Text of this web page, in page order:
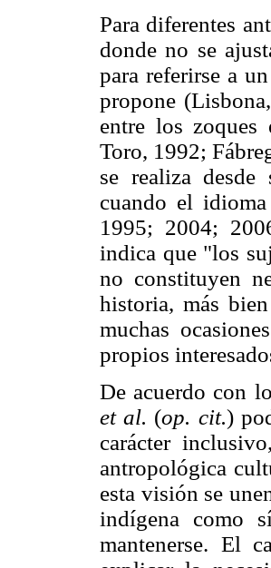
Para diferentes
donde no se
para referirse a
propone (Lisbona,
entre los zoques
Toro, 1992;
se realiza desde
cuando el
1995; 2004;
indica que "los
no constituyen
historia, más
muchas
propios
De acuerdo con
et al. (op. cit.)
carácter
antropológica
esta visión se
indígena como
mantenerse. El